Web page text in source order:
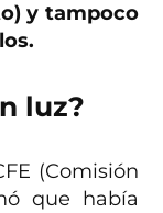
y tampoco
luz?
(Comisión
que había